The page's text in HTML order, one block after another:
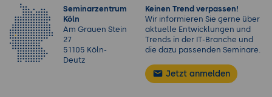
Seminarzentrum
Köln
Am Grauen Stein
27
51105 Köln-
Deutz
Keinen Trend verpassen!
Wir informieren Sie gerne über
aktuelle Entwicklungen und
Trends in der IT-Branche und
die dazu passenden Seminare.
Jetzt anmelden